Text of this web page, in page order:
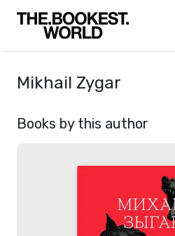
Mikhail Zygar
Books by this author